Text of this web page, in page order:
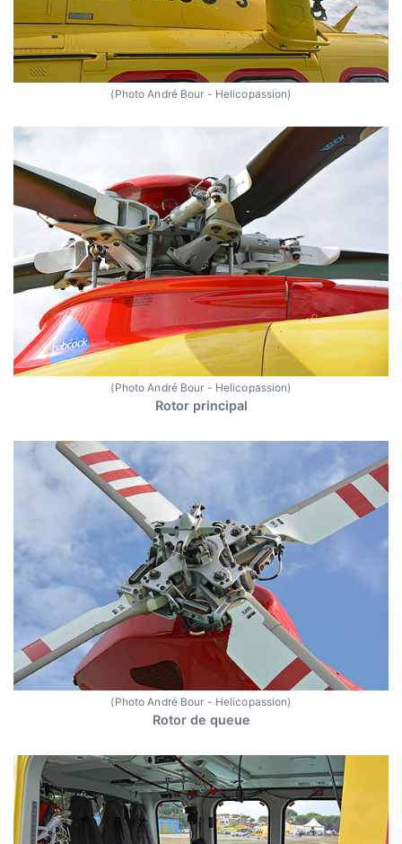
(Photo André Bour - Helicopassion)
(Photo André Bour - Helicopassion)
Rotor principal
(Photo André Bour - Helicopassion)
Rotor de queue